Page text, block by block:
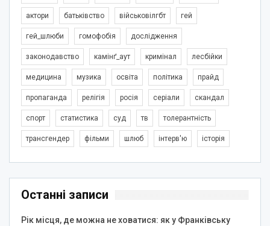
актори батьківство військовілгбт гей
гей_шлюби гомофобія дослідження
законодавство камінґ_аут кримінал лесбійки
медицина музика освіта політика прайд
пропаганда релігія росія серіали скандал
спорт статистика суд тв толерантність
трансгендер фільми шлюб інтерв'ю історія
Останні записи
Рік місця, де можна не ховатися: як у Франківську